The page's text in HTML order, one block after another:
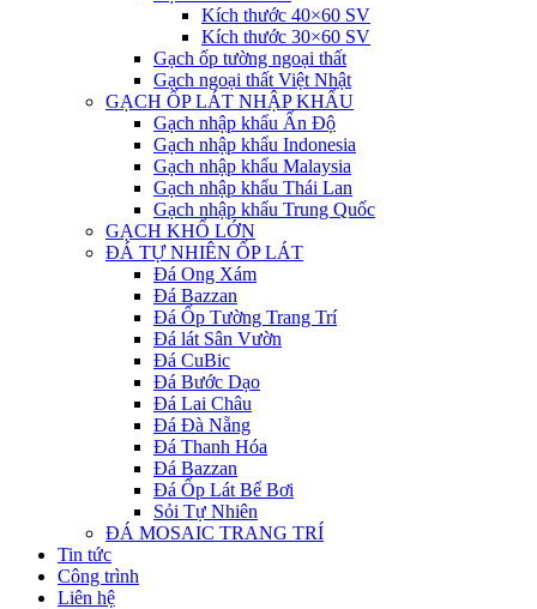
Kích thước 40×60 SV
Kích thước 30×60 SV
Gạch ốp tường ngoại thất
Gạch ngoại thất Việt Nhật
GẠCH ỐP LÁT NHẬP KHẨU
Gạch nhập khẩu Ấn Độ
Gạch nhập khẩu Indonesia
Gạch nhập khẩu Malaysia
Gạch nhập khẩu Thái Lan
Gạch nhập khẩu Trung Quốc
GẠCH KHỔ LỚN
ĐÁ TỰ NHIÊN ỐP LÁT
Đá Ong Xám
Đá Bazzan
Đá Ốp Tường Trang Trí
Đá lát Sân Vườn
Đá CuBic
Đá Bước Dạo
Đá Lai Châu
Đá Đà Nẵng
Đá Thanh Hóa
Đá Bazzan
Đá Ốp Lát Bể Bơi
Sỏi Tự Nhiên
ĐÁ MOSAIC TRANG TRÍ
Tin tức
Công trình
Liên hệ